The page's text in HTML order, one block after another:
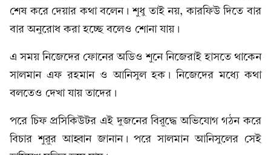
শেষ করে দেয়ার কথা বলেন। শুধু তাই নয়, কারফিউ দিতে বার
বার অনুরোধ করা হচ্ছে বলেও শোনা যায়।
এ সময় নিজেদের ফোনের অডিও শুনে নিজেরাই হাসতে থাকেন
সালমান এফ রহমান ও আনিসুল হক। নিজেদের মধ্যে কথা
বলতেও দেখা যায় তাদের।
পরে চিফ প্রসিকিউটর এই দুজনের বিরুদ্ধে অভিযোগ গঠন করে
বিচার শুরুর আহ্বান জানান। পরে সালমান আনিসুলের সেই